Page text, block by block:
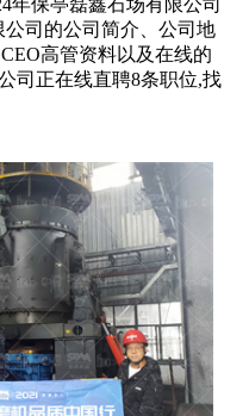
司的公司简介、公司地
高管资料以及在线的
司正在线直聘8条职位,找